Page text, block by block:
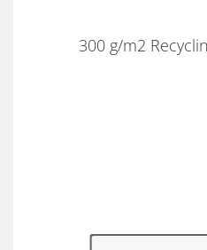
300 g/m2